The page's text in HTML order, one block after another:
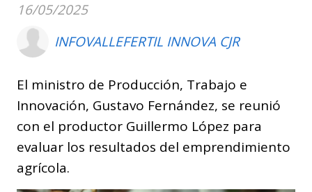
El ministro de Producción, Trabajo e
Innovación, Gustavo Fernández, se reunió
con el productor Guillermo López para
evaluar los resultados del emprendimiento
agrícola.
16/05/2025
INFOVALLEFERTIL INNOVA CJR